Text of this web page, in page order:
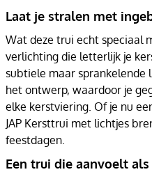
Laat je stralen met
Wat deze trui echt speciaal
verlichting die letterlijk je
subtiele maar sprankelende
het ontwerp, waardoor je
elke kerstviering. Of je nu
JAP Kersttrui met lichtjes
feestdagen.
Een trui die aanvoelt